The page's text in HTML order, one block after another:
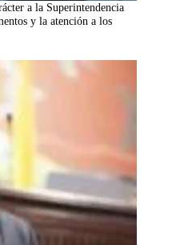
a la Superintendencia
y la atención a los